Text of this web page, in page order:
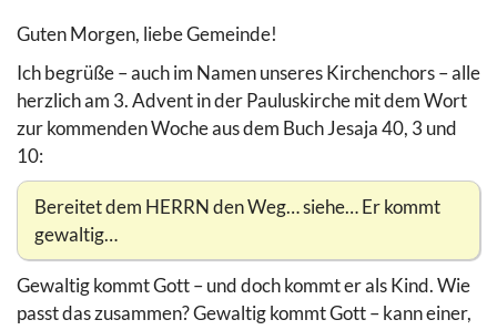
Guten Morgen, liebe Gemeinde!
Ich begrüße – auch im Namen unseres Kirchenchors – alle
herzlich am 3. Advent in der Pauluskirche mit dem Wort
zur kommenden Woche aus dem Buch Jesaja 40, 3 und
10:
Bereitet dem HERRN den Weg… siehe… Er kommt
gewaltig…
Gewaltig kommt Gott – und doch kommt er als Kind. Wie
passt das zusammen? Gewaltig kommt Gott – kann einer,